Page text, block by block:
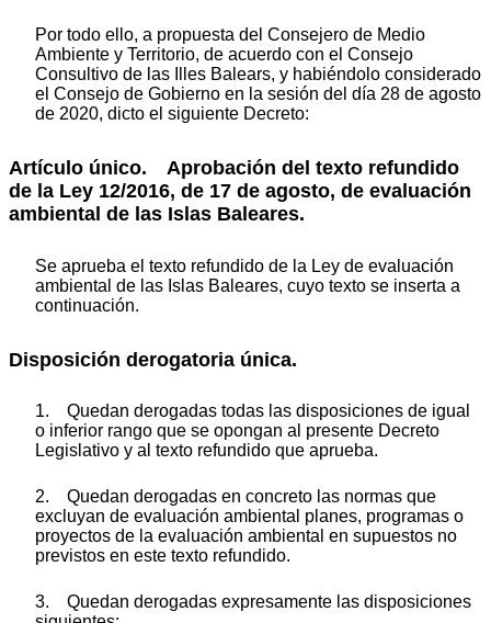
Por todo ello, a propuesta del Consejero de Medio
Ambiente y Territorio, de acuerdo con el Consejo
Consultivo de las Illes Balears, y habiéndolo considerado
el Consejo de Gobierno en la sesión del día 28 de agosto
de 2020, dicto el siguiente Decreto:
Artículo único. Aprobación del texto refundido
de la Ley 12/2016, de 17 de agosto, de evaluación
ambiental de las Islas Baleares.
Se aprueba el texto refundido de la Ley de evaluación
ambiental de las Islas Baleares, cuyo texto se inserta a
continuación.
Disposición derogatoria única.
1. Quedan derogadas todas las disposiciones de igual
o inferior rango que se opongan al presente Decreto
Legislativo y al texto refundido que aprueba.
2. Quedan derogadas en concreto las normas que
excluyan de evaluación ambiental planes, programas o
proyectos de la evaluación ambiental en supuestos no
previstos en este texto refundido.
3. Quedan derogadas expresamente las disposiciones